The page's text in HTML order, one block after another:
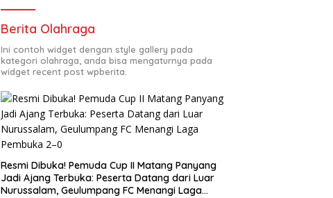
Berita Olahraga
Ini contoh widget dengan style gallery pada
kategori olahraga, anda bisa mengaturnya pada
widget recent post wpberita.
Resmi Dibuka! Pemuda Cup II Matang Panyang
Jadi Ajang Terbuka: Peserta Datang dari Luar
Nurussalam, Geulumpang FC Menangi Laga